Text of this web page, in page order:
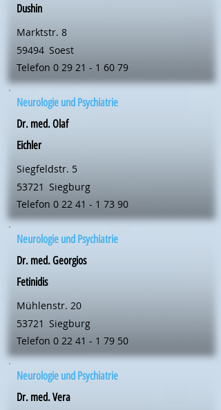
Dushin
Marktstr. 8
59494 Soest
Telefon 0 29 21 - 1 60 79
Neurologie und Psychiatrie
Dr. med. Olaf
Eichler
Siegfeldstr. 5
53721 Siegburg
Telefon 0 22 41 - 1 73 90
Neurologie und Psychiatrie
Dr. med. Georgios
Fetinidis
Mühlenstr. 20
53721 Siegburg
Telefon 0 22 41 - 1 79 50
Neurologie und Psychiatrie
Dr. med. Vera